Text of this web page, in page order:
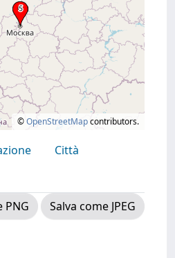
©OpenStreetMapcontributors.
Città
PNG
Salva come JPEG